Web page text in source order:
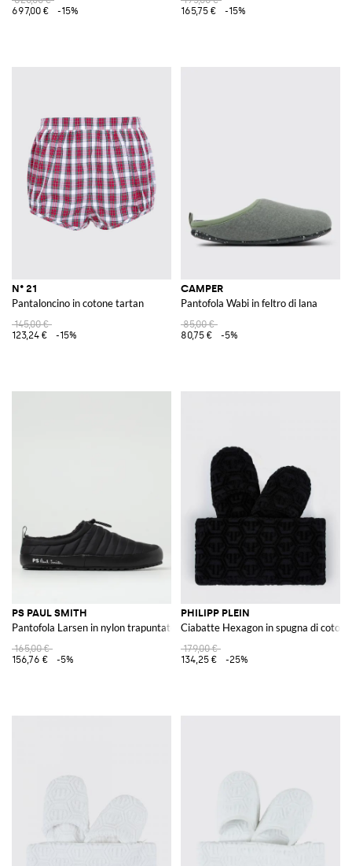
697,00 €
-15%
165,75 €
-15%
N° 21
Pantaloncino in cotone tartan
145,00 €
123,24 €
-15%
CAMPER
Pantofola Wabi in feltro di lana
85,00 €
80,75 €
-5%
PS PAUL SMITH
Pantofola Larsen in nylon trapuntato
165,00 €
156,76 €
-5%
PHILIPP PLEIN
Ciabatte Hexagon in spugna di
179,00 €
134,25 €
-25%